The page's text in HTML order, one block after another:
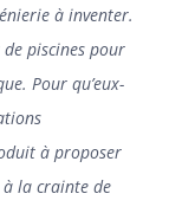
à inventer.
piscines pour
Pour qu’eux-
à proposer
la crainte de